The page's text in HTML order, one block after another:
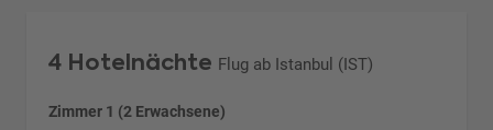
4 Hotelnächte Flug ab Istanbul (IST)
Zimmer 1 (2 Erwachsene)